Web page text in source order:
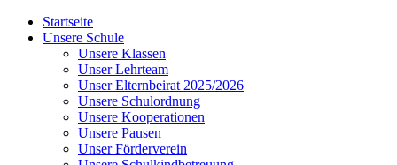
Startseite
Unsere Schule
Unsere Klassen
Unser Lehrteam
Unser Elternbeirat 2025/2026
Unsere Schulordnung
Unsere Kooperationen
Unsere Pausen
Unser Förderverein